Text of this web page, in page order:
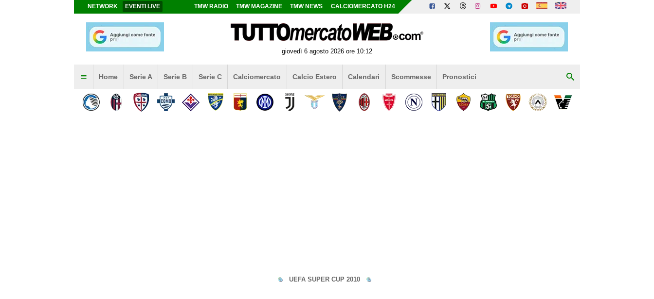
NETWORK EVENTI LIVE TMW RADIO TMW MAGAZINE TMW NEWS CALCIOMERCATO H24
giovedì 6 agosto 2026 ore 10:12
Home Serie A Serie B Serie C Calciomercato Calcio Estero Calendari Scommesse Pronostici
UEFA SUPER CUP 2010